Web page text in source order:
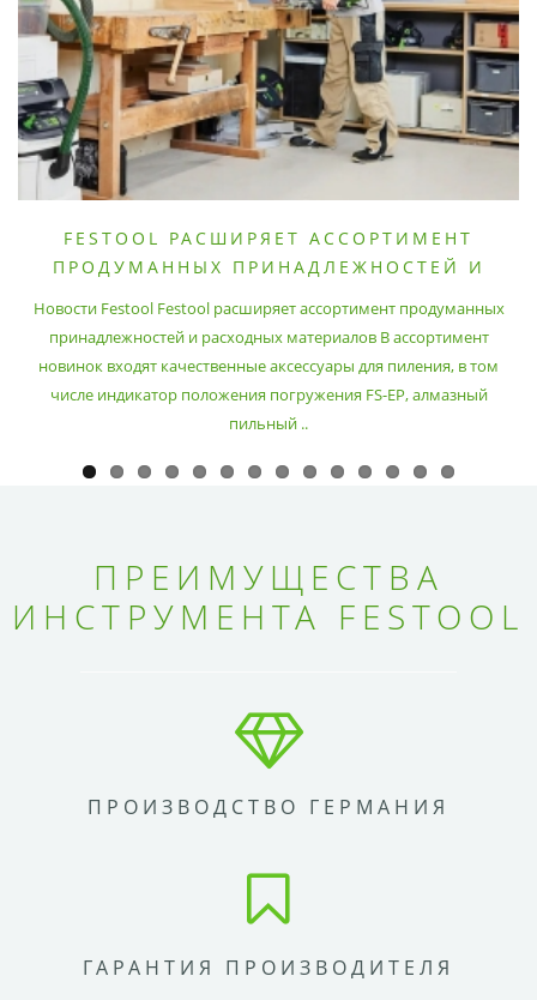
FESTOOL РАСШИРЯЕТ АССОРТИМЕНТ
ПРОДУМАННЫХ ПРИНАДЛЕЖНОСТЕЙ И
Новости Festool Festool расширяет ассортимент продуманных
принадлежностей и расходных материалов В ассортимент
новинок входят качественные аксессуары для пиления, в том
числе индикатор положения погружения FS-EP, алмазный
пильный ..
ПРЕИМУЩЕСТВА
ИНСТРУМЕНТА FESTOOL
ПРОИЗВОДСТВО ГЕРМАНИЯ
ГАРАНТИЯ ПРОИЗВОДИТЕЛЯ